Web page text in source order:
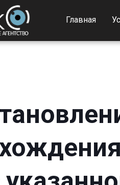
Главная